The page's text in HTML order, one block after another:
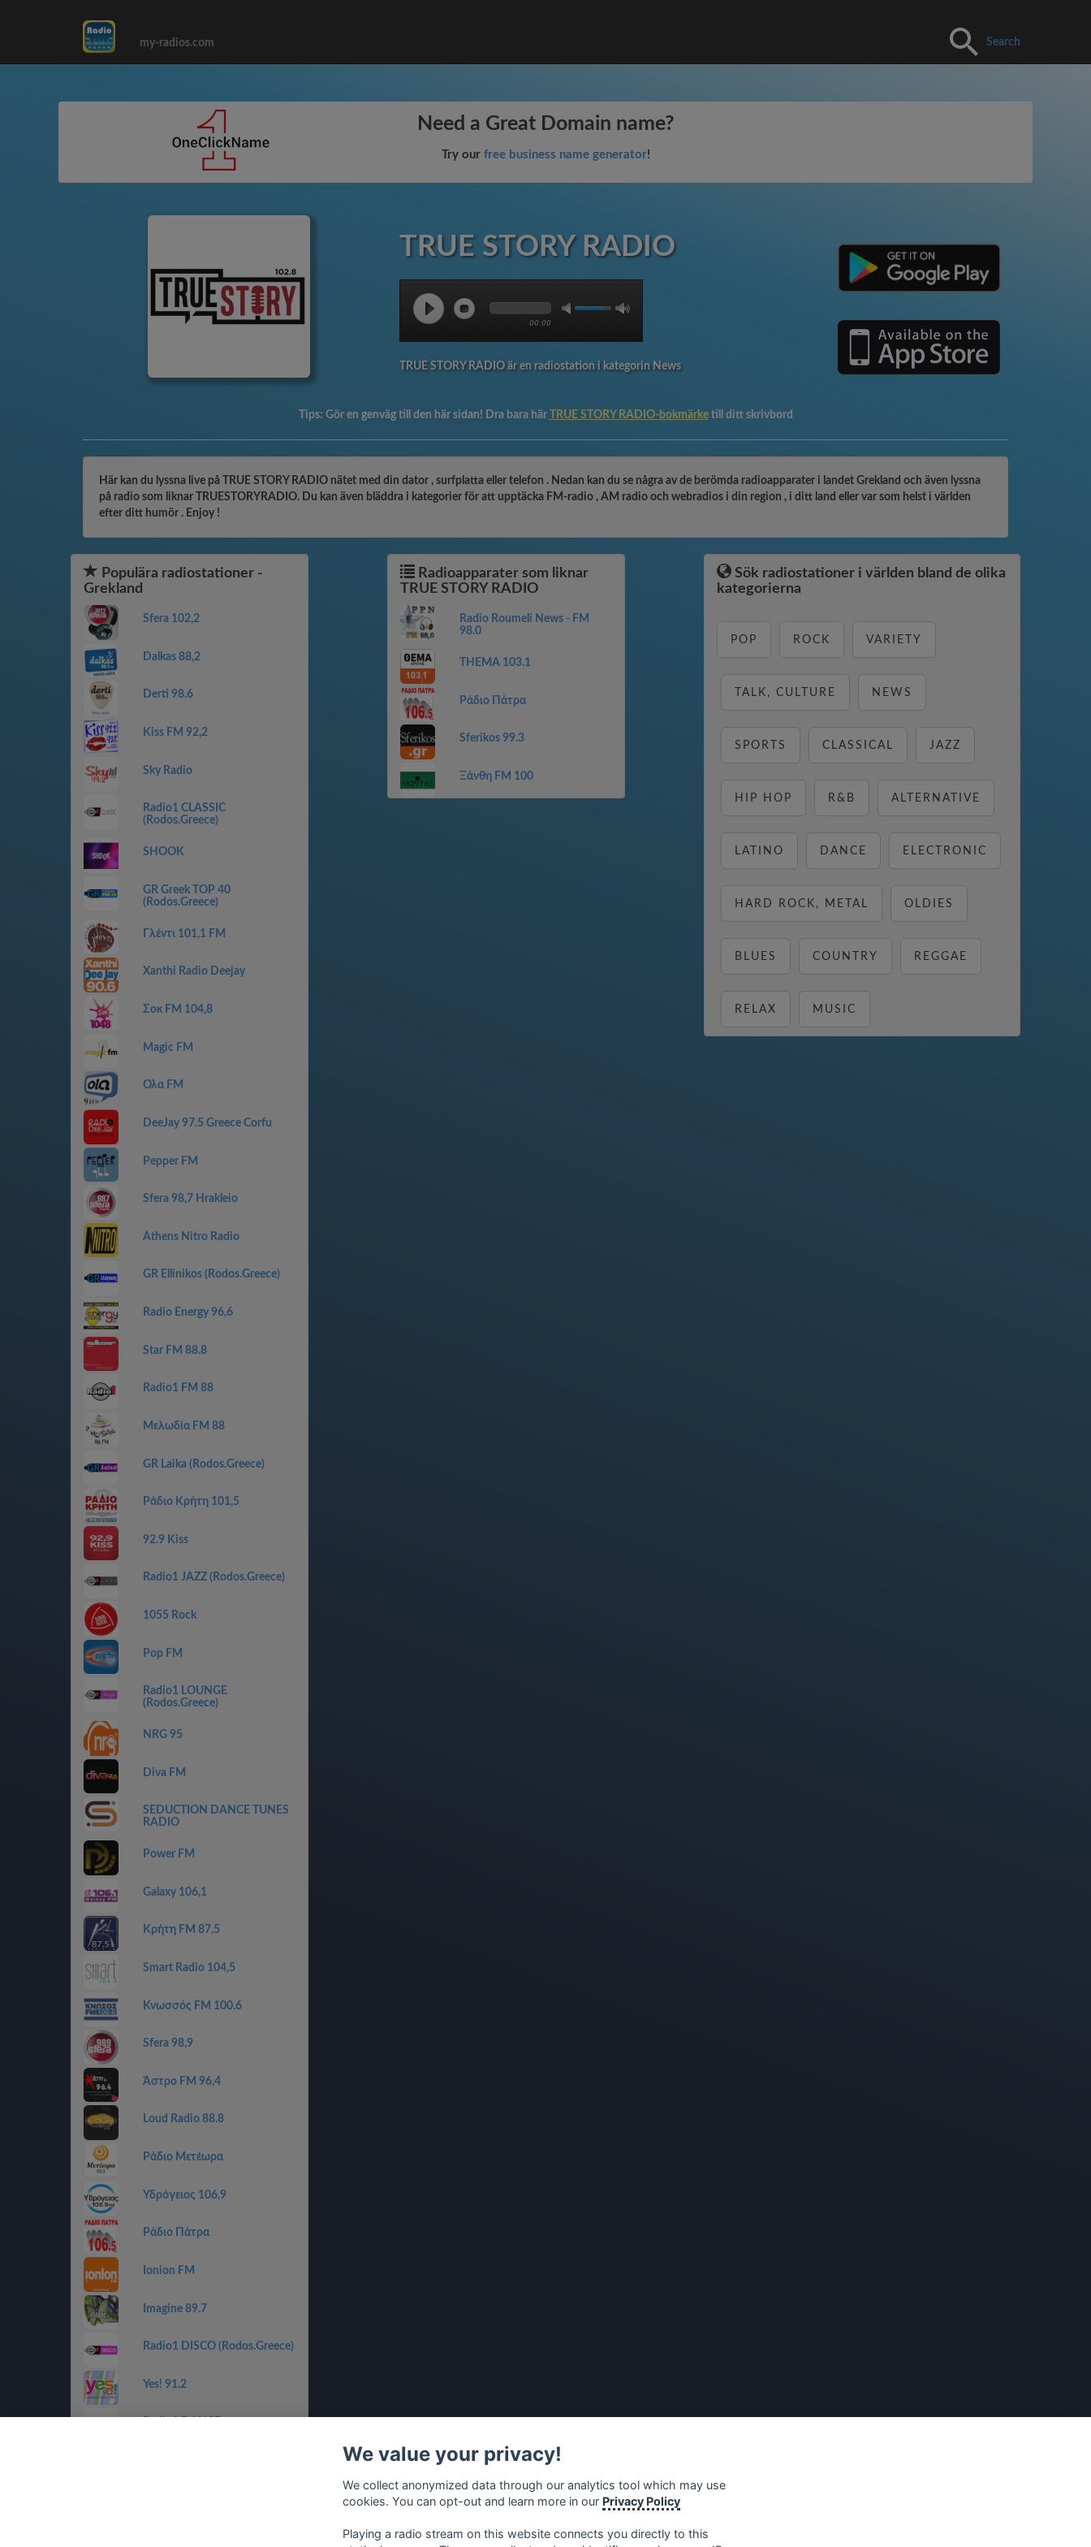
my-radios.com Search
Need a Great Domain name?
Try our free business name generator!
TRUE STORY RADIO
00:00
TRUE STORY RADIO är en radiostation i kategorin News
Tips: Gör en genväg till den här sidan! Dra bara här TRUE STORY RADIO-bokmärke till ditt skrivbord
Här kan du lyssna live på TRUE STORY RADIO nätet med din dator , surfplatta eller telefon . Nedan kan du se några av de berömda radioapparater i landet Grekland och även lyssna
på radio som liknar TRUESTORYRADIO. Du kan även bläddra i kategorier för att upptäcka FM-radio , AM radio och webradios i din region , i ditt land eller var som helst i världen
efter ditt humör . Enjoy !
Populära radiostationer -
Grekland
Sfera 102,2
Dalkas 88,2
Derti 98.6
Kiss FM 92,2
Sky Radio
Radio1 CLASSIC
(Rodos.Greece)
SHOOK
GR Greek TOP 40
(Rodos.Greece)
Γλέντι 101,1 FM
Xanthi Radio Deejay
Σοκ FM 104,8
Magic FM
Ολα FM
DeeJay 97.5 Greece Corfu
Pepper FM
Sfera 98,7 Hrakleio
Athens Nitro Radio
GR Ellinikos (Rodos.Greece)
Radio Energy 96,6
Star FM 88.8
Radio1 FM 88
Μελωδία FM 88
GR Laika (Rodos.Greece)
Ράδιο Κρήτη 101,5
92.9 Kiss
Radio1 JAZZ (Rodos.Greece)
1055 Rock
Pop FM
Radio1 LOUNGE
(Rodos.Greece)
NRG 95
Diva FM
SEDUCTION DANCE TUNES
RADIO
Power FM
Galaxy 106,1
Κρήτη FM 87,5
Smart Radio 104,5
Κνωσσός FM 100.6
Sfera 98,9
Άστρο FM 96,4
Loud Radio 88.8
Ράδιο Μετέωρα
Υδρόγειος 106,9
Ράδιο Πάτρα
Ionion FM
Imagine 89.7
Radio1 DISCO (Rodos.Greece)
Yes! 91.2
Radioapparater som liknar
TRUE STORY RADIO
Radio Roumeli News - FM
98.0
THEMA 103.1
Ράδιο Πάτρα
Sferikos 99.3
Ξάνθη FM 100
Sök radiostationer i världen bland de olika
kategorierna
POP ROCK VARIETY
TALK, CULTURE NEWS
SPORTS CLASSICAL JAZZ
HIP HOP R&B ALTERNATIVE
LATINO DANCE ELECTRONIC
HARD ROCK, METAL OLDIES
BLUES COUNTRY REGGAE
RELAX MUSIC
We value your privacy!
We collect anonymized data through our analytics tool which may use
cookies. You can opt-out and learn more in our Privacy Policy
Playing a radio stream on this website connects you directly to this